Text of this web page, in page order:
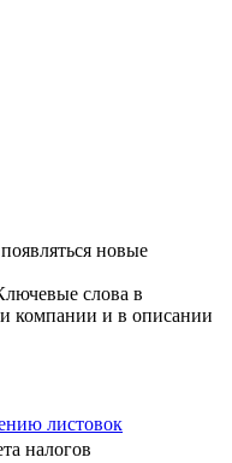
новые
слова в
компании и в описании
листовок
налогов